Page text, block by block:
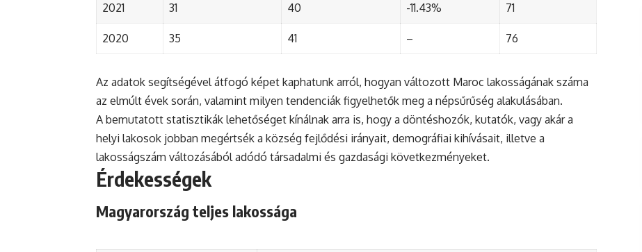
2021 31 40 -11.43% 71
2020 35 41 – 76
Az adatok segítségével átfogó képet kaphatunk arról, hogyan változott Maroc lakosságának száma
az elmúlt évek során, valamint milyen tendenciák figyelhetők meg a népsűrűség alakulásában.
A bemutatott statisztikák lehetőséget kínálnak arra is, hogy a döntéshozók, kutatók, vagy akár a
helyi lakosok jobban megértsék a község fejlődési irányait, demográfiai kihívásait, illetve a
lakosságszám változásából adódó társadalmi és gazdasági következményeket.
Érdekességek
Magyarország teljes lakossága